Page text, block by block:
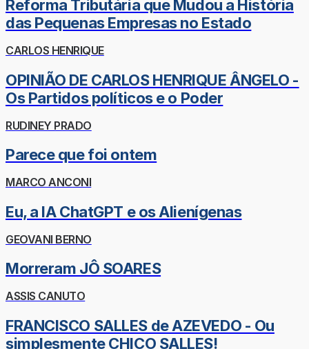
Reforma Tributária que Mudou a História
das Pequenas Empresas no Estado
CARLOS HENRIQUE
OPINIÃO DE CARLOS HENRIQUE ÂNGELO -
Os Partidos políticos e o Poder
RUDINEY PRADO
Parece que foi ontem
MARCO ANCONI
Eu, a IA ChatGPT e os Alienígenas
GEOVANI BERNO
Morreram JÔ SOARES
ASSIS CANUTO
FRANCISCO SALLES de AZEVEDO - Ou
simplesmente CHICO SALLES!